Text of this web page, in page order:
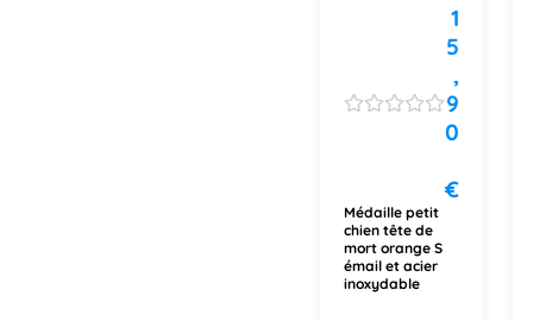
1
5
,
9
0
€
Médaille petit
chien tête de
mort orange S
émail et acier
inoxydable